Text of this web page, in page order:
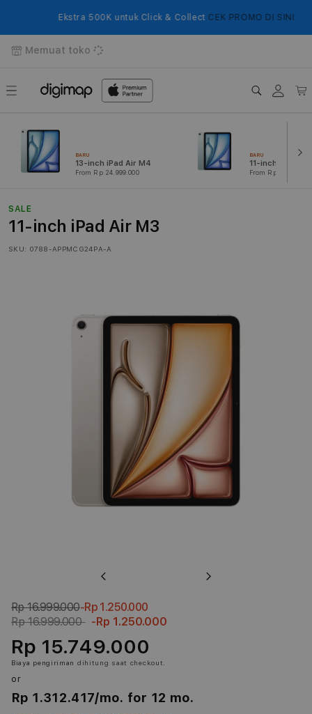
Ekstra 500K untuk Click & CollectCEK PROMO DI SINI
Memuat toko
Login
BARU
13-inch iPad Air M4
From Rp 24.999.000
BARU
11-inch iPad Air
From Rp 14.749.000
SALE
11-inch iPad Air M3
SKU: 0788-APPMCG24PA-A
Previous Next
Rp 16.999.000-Rp 1.250.000
Rp 16.999.000 -Rp 1.250.000
Rp 15.749.000
Biaya pengiriman dihitung saat checkout.
or
Rp 1.312.417/mo. for 12 mo.